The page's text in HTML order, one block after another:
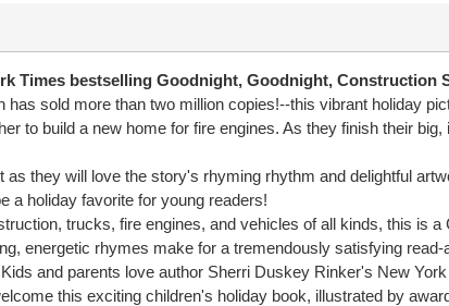
Times bestsellingGoodnight, Goodnight, Construction
sold more than two million copies!--this vibrant holiday
to build a new home for fire engines. As they finish their
they will love the story's rhyming rhythm and delightful
a holiday favorite for young readers!
trucks, fire engines, and vehicles of all kinds, this is
energetic rhymes make for a tremendously satisfying
and parents love author Sherri Duskey Rinker's New
this exciting children's holiday book, illustrated by